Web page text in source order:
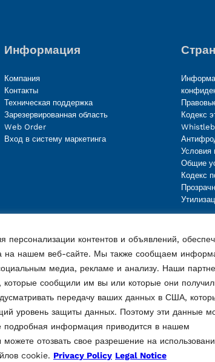
контентов и объявлений,
на нашем веб-сайте. Мы также сообщаем
медиа, рекламе и анализу. Наши
сообщили им вы или которые они
передачу ваших данных в США,
уровень защиты данных. Поэтому эти данные
подробная информация приводится в нашем
отозвать свое разрешение на
cookie. Privacy Policy Legal Notice
Информация
Компания
Контакты
Техническая поддержка
Зарезервированная область
Web Order
Вход в систему маркетинга
Кодекс
Условия
Общие
Кодекс
Ostellato (FE), Italy